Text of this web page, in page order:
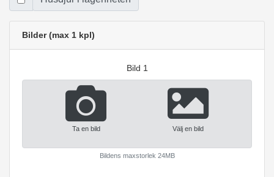
Bilder (max 1 kpl)
Bild 1
Ta en bild Välj en bild
Bildens maxstorlek 24MB